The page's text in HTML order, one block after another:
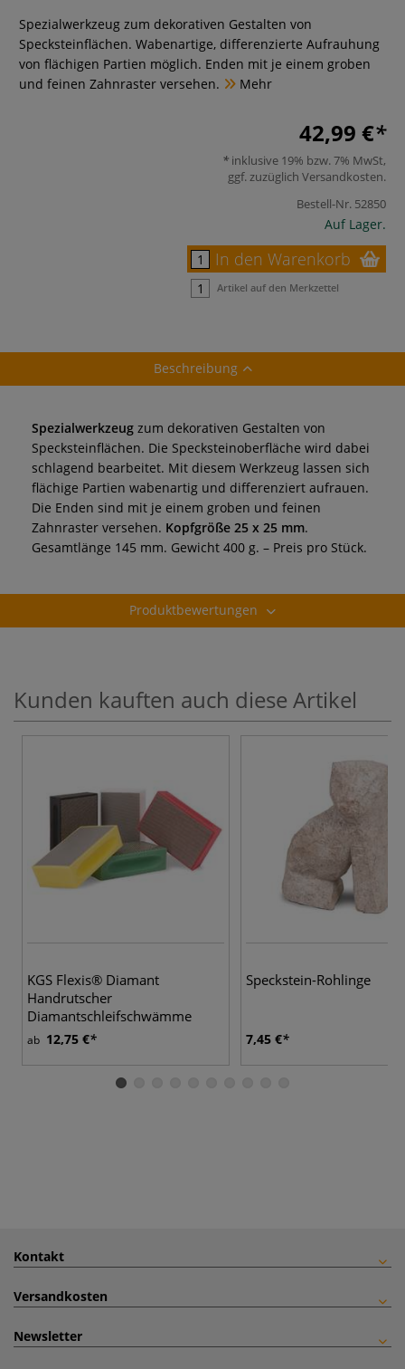
Spezialwerkzeug zum dekorativen Gestalten von
Specksteinflächen. Wabenartige, differenzierte Aufrauhung
von flächigen Partien möglich. Enden mit je einem groben
und feinen Zahnraster versehen.
Mehr
42,99 €
inklusive 19% bzw. 7% MwSt,
ggf. zuzüglich Versandkosten.
Bestell-Nr. 52850
Auf Lager.
In den Warenkorb
Artikel auf den Merkzettel
Beschreibung
Spezialwerkzeug zum dekorativen Gestalten von
Specksteinflächen. Die Specksteinoberfläche wird dabei
schlagend bearbeitet. Mit diesem Werkzeug lassen sich
flächige Partien wabenartig und differenziert aufrauen.
Die Enden sind mit je einem groben und feinen
Zahnraster versehen. Kopfgröße 25 x 25 mm.
Gesamtlänge 145 mm. Gewicht 400 g. – Preis pro Stück.
Produktbewertungen
Kunden kauften auch diese Artikel
KGS Flexis® Diamant
Handrutscher
Diamantschleifschwämme
ab 12,75 €
Speckstein-Rohlinge
7,45 €
Kontakt
Versandkosten
Newsletter